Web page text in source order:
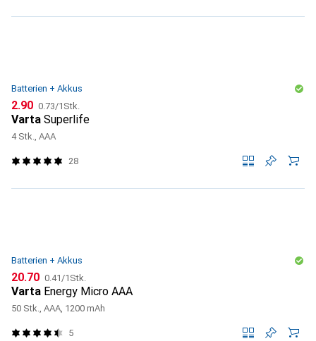
Batterien + Akkus
CHF
2.90 CHF
0.73/1Stk.
Varta Superlife
4 Stk., AAA
28
Batterien + Akkus
CHF
20.70 CHF
0.41/1Stk.
Varta Energy Micro AAA
50 Stk., AAA, 1200 mAh
5